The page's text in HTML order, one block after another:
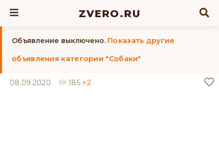
ZVERO.RU
Объявление выключено. Показать другие
объявления категории "Собаки"
08.09.2020 185 +2